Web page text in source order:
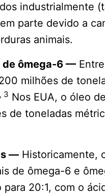
​​industrialmente
parte devido a
animais.
de ômega-6 —
milhões de
3 Nos EUA, o óleo
de toneladas
— Historicamente,
de ômega-6 e
20:1, com o